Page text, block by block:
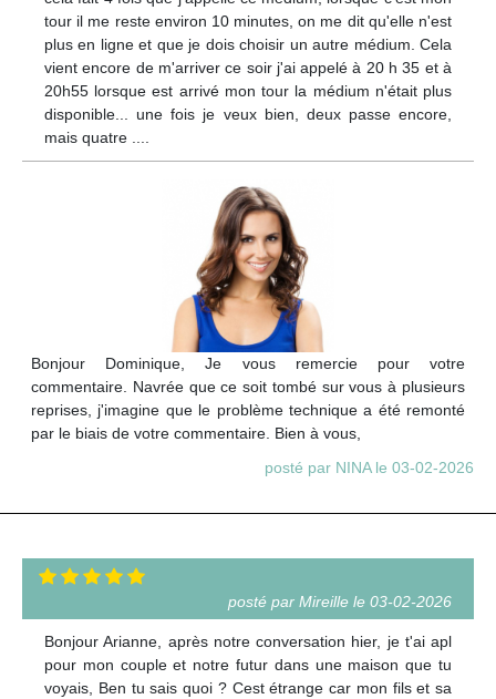
tour il me reste environ 10 minutes, on me dit qu'elle n'est
plus en ligne et que je dois choisir un autre médium. Cela
vient encore de m'arriver ce soir j'ai appelé à 20 h 35 et à
20h55 lorsque est arrivé mon tour la médium n'était plus
disponible... une fois je veux bien, deux passe encore,
mais quatre ....
Bonjour Dominique, Je vous remercie pour votre
commentaire. Navrée que ce soit tombé sur vous à plusieurs
reprises, j'imagine que le problème technique a été remonté
par le biais de votre commentaire. Bien à vous,
posté par NINA le 03-02-2026
posté par Mireille le 03-02-2026
Bonjour Arianne, après notre conversation hier, je t'ai apl
pour mon couple et notre futur dans une maison que tu
voyais, Ben tu sais quoi ? Cest étrange car mon fils et sa